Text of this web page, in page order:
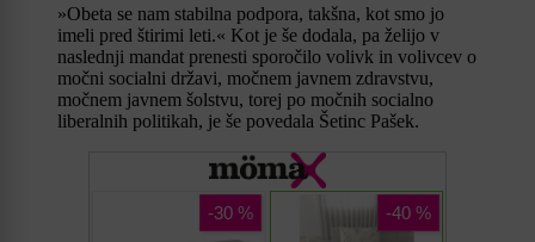
»Obeta se nam stabilna podpora, takšna, kot smo jo
imeli pred štirimi leti.« Kot je še dodala, pa želijo v
naslednji mandat prenesti sporočilo volivk in volivcev o
močni socialni državi, močnem javnem zdravstvu,
močnem javnem šolstvu, torej po močnih socialno
liberalnih politikah, je še povedala Šetinc Pašek.